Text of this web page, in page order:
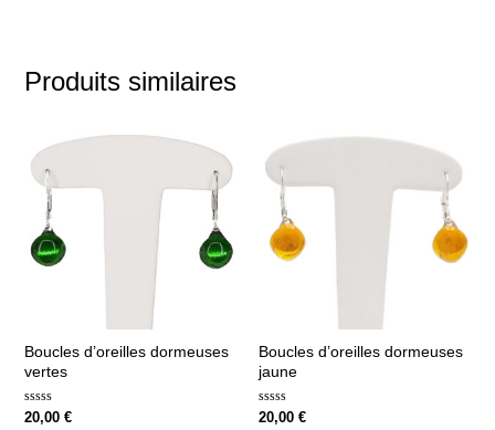
Produits similaires
Boucles d’oreilles dormeuses
vertes
Note
20,00 €
Boucles d’oreilles dormeuses
jaune
Note
20,00 €